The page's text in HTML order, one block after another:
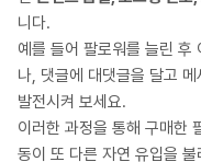
니다.
예를 들어 팔로워를 늘린 후
나, 댓글에 대댓글을 달고
발전시켜 보세요.
이러한 과정을 통해 구매한
동이 또 다른 자연 유입을